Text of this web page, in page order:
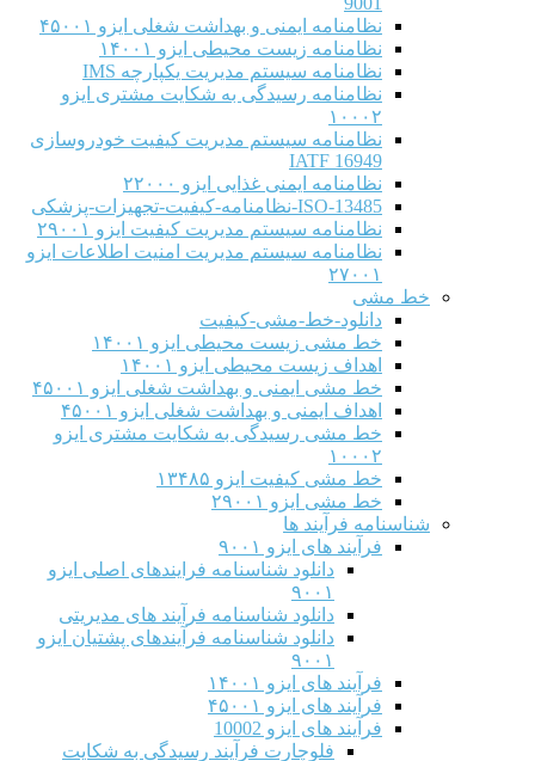
نظامنامه ایمنی و بهداشت شغلی ایزو ۴۵۰۰۱
نظامنامه زیست محیطی ایزو ۱۴۰۰۱
نظامنامه سیستم مدیریت یکپارچه IMS
نظامنامه رسیدگی به شکایت مشتری ایزو
۱۰۰۰۲
نظامنامه سیستم مدیریت کیفیت خودروسازی
IATF 16949
نظامنامه ایمنی غذایی ایزو ۲۲۰۰۰
ISO-13485-نظامنامه-کیفیت-تجهیزات-پزشکی
نظامنامه سیستم مدیریت کیفیت ایزو ۲۹۰۰۱
نظامنامه سیستم مدیریت امنیت اطلاعات ایزو
۲۷۰۰۱
خط مشی
دانلود-خط-مشی-کیفیت
خط مشی زیست محیطی ایزو ۱۴۰۰۱
اهداف زیست محیطی ایزو ۱۴۰۰۱
خط مشی ایمنی و بهداشت شغلی ایزو ۴۵۰۰۱
اهداف ایمنی و بهداشت شغلی ایزو ۴۵۰۰۱
خط مشی رسیدگی به شکایت مشتری ایزو
۱۰۰۰۲
خط مشی کیفیت ایزو ۱۳۴۸۵
خط مشی ایزو ۲۹۰۰۱
شناسنامه فرآیند ها
فرآیند های ایزو ۹۰۰۱
دانلود شناسنامه فرایندهای اصلی ایزو
۹۰۰۱
دانلود شناسنامه فرآیند های مدیریتی
دانلود شناسنامه فرآیندهای پشتیان ایزو
۹۰۰۱
فرآیند های ایزو ۱۴۰۰۱
فرآیند های ایزو ۴۵۰۰۱
فرآیند های ایزو 10002
فلوچارت فرآیند رسیدگی به شکایت